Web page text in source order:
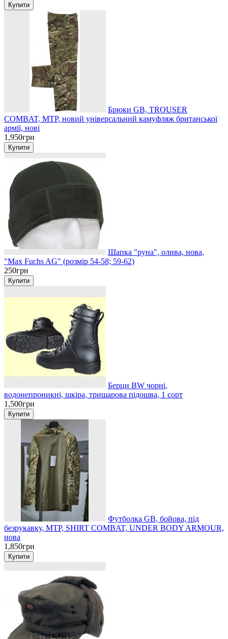
Брюки GB, TROUSER
COMBAT, MTP, новий універсальний камуфляж британської
армії, нові
1,950грн
Шапка "руна", олива, нова,
"Max Fuchs AG" (розмір 54-58; 59-62)
250грн
Берци BW чорні,
водонепроникні, шкіра, тришарова підошва, 1 сорт
1,500грн
Футболка GB, бойова, під
безрукавку, MTP, SHIRT COMBAT, UNDER BODY ARMOUR,
нова
1,850грн